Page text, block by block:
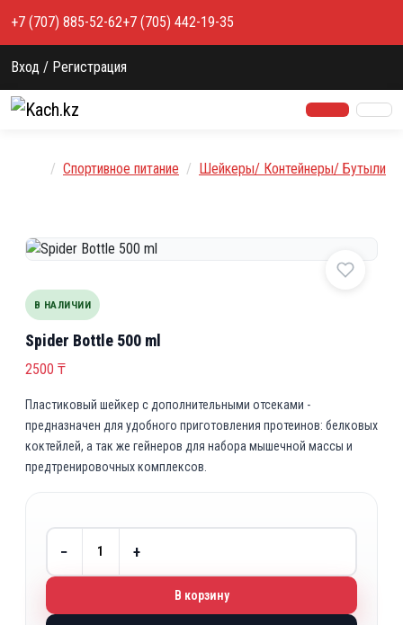
+7 (707) 885-52-62+7 (705) 442-19-35
Вход / Регистрация
Главная
Спортивное питание Шейкеры/ Контейнеры/ Бутыли
В НАЛИЧИИ
Spider Bottle 500 ml
2500 ₸
Пластиковый шейкер c дополнительными отсеками -
предназначен для удобного приготовления протеинов: белковых
коктейлей, а так же гейнеров для набора мышечной массы и
предтренировочных комплексов.
− +
В корзину